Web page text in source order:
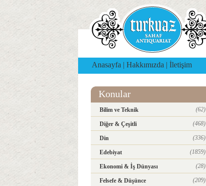
Anasayfa | Hakkımızda | İletişim
Konular
Bilim ve Teknik (62)
Diğer & Çeşitli (468)
Din (336)
Edebiyat (1859)
Ekonomi & İş Dünyası (28)
Felsefe & Düşünce (209)